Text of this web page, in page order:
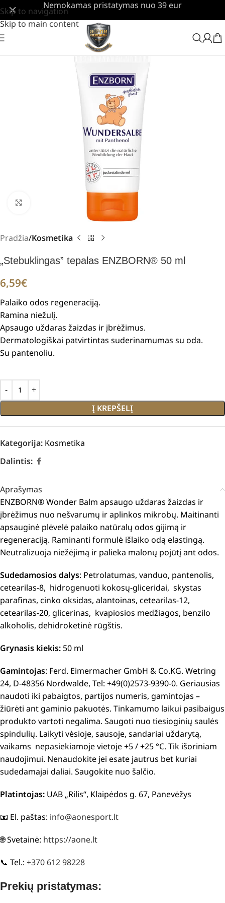
Skip to navigation
Skip to main content
Nemokamas pristatymas nuo 39 eur
Pradžia Kosmetika
„Stebuklingas” tepalas ENZBORN® 50 ml
6,59€
Palaiko odos regeneraciją.
Ramina niežulį.
Apsaugo uždaras žaizdas ir įbrėžimus.
Dermatologiškai patvirtintas suderinamumas su oda.
Su pantenoliu.
Į KREPŠELĮ
Kategorija: Kosmetika
Dalintis:
Aprašymas
ENZBORN® Wonder Balm apsaugo uždaras žaizdas ir
įbrėžimus nuo nešvarumų ir aplinkos mikrobų. Maitinanti
apsauginė plėvelė palaiko natūralų odos gijimą ir
regeneraciją. Raminanti formulė išlaiko odą elastingą.
Neutralizuoja niežėjimą ir palieka malonų pojūtį ant odos.
Sudedamosios dalys: Petrolatumas, vanduo, pantenolis,
cetearilas-8, hidrogenuoti kokosų-gliceridai, skystas
parafinas, cinko oksidas, alantoinas, cetearilas-12,
cetearilas-20, glicerinas, kvapiosios medžiagos, benzilo
alkoholis, dehidroketinė rūgštis.
Grynasis kiekis: 50 ml
Gamintojas: Ferd. Eimermacher GmbH & Co.KG. Wetring
24, D-48356 Nordwalde, Tel: +49(0)2573-9390-0. Geriausias
naudoti iki pabaigtos, partijos numeris, gamintojas –
žiūrėti ant gaminio pakuotės. Tinkamumo laikui pasibaigus
produkto vartoti negalima. Saugoti nuo tiesioginių saulės
spindulių. Laikyti vėsioje, sausoje, sandariai uždarytą,
vaikams nepasiekiamoje vietoje +5 / +25 °C. Tik išoriniam
naudojimui. Nenaudokite jei esate jautrus bet kuriai
sudedamajai daliai. Saugokite nuo šalčio.
Platintojas: UAB „Rilis“, Klaipėdos g. 67, Panevėžys
📧 El. paštas: info@aonesport.lt
🌐 Svetainė: https://aone.lt
📞 Tel.: +370 612 98228
Prekių pristatymas: